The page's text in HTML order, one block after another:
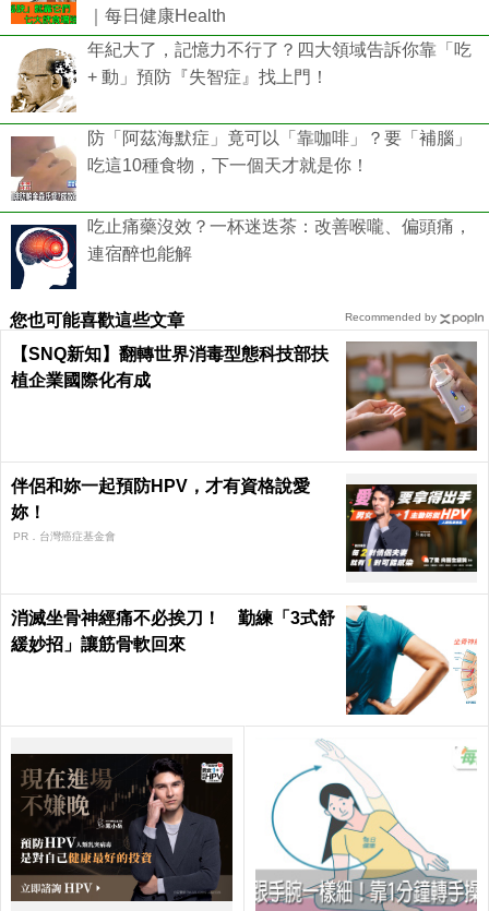
｜每日健康Health
年紀大了，記憶力不行了？四大領域告訴你靠「吃
+ 動」預防『失智症』找上門！
防「阿茲海默症」竟可以「靠咖啡」？要「補腦」
吃這10種食物，下一個天才就是你！
吃止痛藥沒效？一杯迷迭茶：改善喉嚨、偏頭痛，
連宿醉也能解
您也可能喜歡這些文章
【SNQ新知】翻轉世界消毒型態科技部扶
植企業國際化有成
伴侶和妳一起預防HPV，才有資格說愛
妳！
PR．台灣癌症基金會
消滅坐骨神經痛不必挨刀！ 勤練「3式舒
緩妙招」讓筋骨軟回來
Recommended by